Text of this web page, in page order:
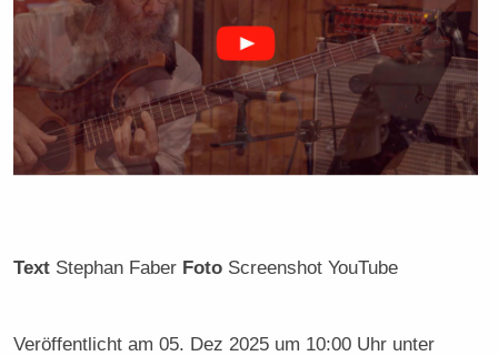
Text Stephan Faber Foto Screenshot YouTube
Veröffentlicht am05. Dez 2025 um 10:00 Uhr unter